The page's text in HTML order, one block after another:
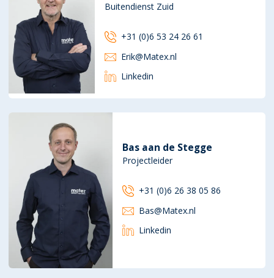
Buitendienst Zuid
+31 (0)6 53 24 26 61
Erik@Matex.nl
Linkedin
Bas aan de Stegge
Projectleider
+31 (0)6 26 38 05 86
Bas@Matex.nl
Linkedin